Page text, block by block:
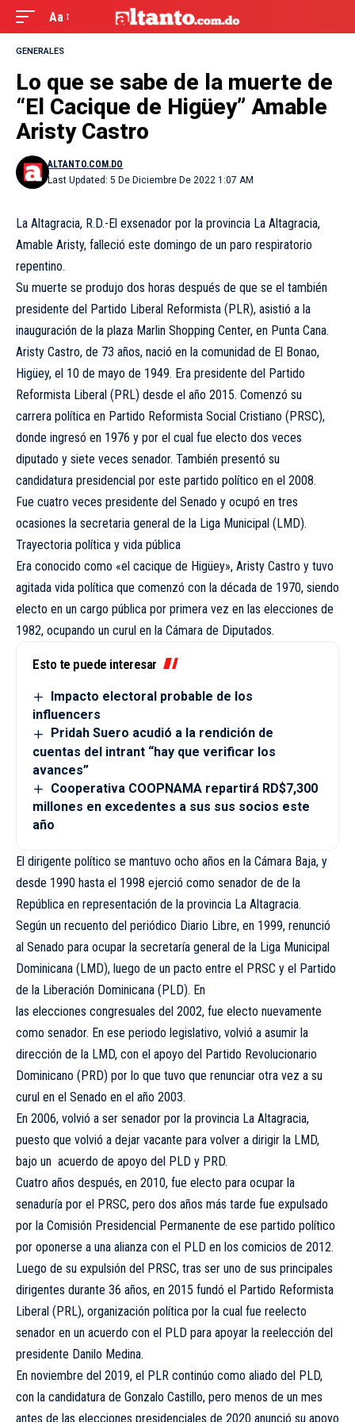
Aa
GENERALES
Lo que se sabe de la muerte de
“El Cacique de Higüey” Amable
Aristy Castro
Last Updated: 5 De Diciembre De 2022 1:07 AM
ALTANTO.COM.DO
La Altagracia, R.D.-El exsenador por la provincia La Altagracia,
Amable Aristy, falleció este domingo de un paro respiratorio
repentino.
Su muerte se produjo dos horas después de que se el también
presidente del Partido Liberal Reformista (PLR), asistió a la
inauguración de la plaza Marlin Shopping Center, en Punta Cana.
Aristy Castro, de 73 años, nació en la comunidad de El Bonao,
Higüey, el 10 de mayo de 1949. Era presidente del Partido
Reformista Liberal (PRL) desde el año 2015. Comenzó su
carrera política en Partido Reformista Social Cristiano (PRSC),
donde ingresó en 1976 y por el cual fue electo dos veces
diputado y siete veces senador. También presentó su
candidatura presidencial por este partido político en el 2008.
Fue cuatro veces presidente del Senado y ocupó en tres
ocasiones la secretaria general de la Liga Municipal (LMD).
Trayectoria política y vida pública
Era conocido como «el cacique de Higüey», Aristy Castro y tuvo
agitada vida política que comenzó con la década de 1970, siendo
electo en un cargo pública por primera vez en las elecciones de
1982, ocupando un curul en la Cámara de Diputados.
Esto te puede interesar
Impacto electoral probable de los
influencers
Pridah Suero acudió a la rendición de
cuentas del intrant “hay que verificar los
avances”
Cooperativa COOPNAMA repartirá RD$7,300
millones en excedentes a sus sus socios este
año
El dirigente político se mantuvo ocho años en la Cámara Baja, y
desde 1990 hasta el 1998 ejerció como senador de de la
República en representación de la provincia La Altagracia.
Según un recuento del periódico Diario Libre, en 1999, renunció
al Senado para ocupar la secretaría general de la Liga Municipal
Dominicana (LMD), luego de un pacto entre el PRSC y el Partido
de la Liberación Dominicana (PLD). En
las elecciones congresuales del 2002, fue electo nuevamente
como senador. En ese periodo legislativo, volvió a asumir la
dirección de la LMD, con el apoyo del Partido Revolucionario
Dominicano (PRD) por lo que tuvo que renunciar otra vez a su
curul en el Senado en el año 2003.
En 2006, volvió a ser senador por la provincia La Altagracia,
puesto que volvió a dejar vacante para volver a dirigir la LMD,
bajo un acuerdo de apoyo del PLD y PRD.
Cuatro años después, en 2010, fue electo para ocupar la
senaduría por el PRSC, pero dos años más tarde fue expulsado
por la Comisión Presidencial Permanente de ese partido político
por oponerse a una alianza con el PLD en los comicios de 2012.
Luego de su expulsión del PRSC, tras ser uno de sus principales
dirigentes durante 36 años, en 2015 fundó el Partido Reformista
Liberal (PRL), organización política por la cual fue reelecto
senador en un acuerdo con el PLD para apoyar la reelección del
presidente Danilo Medina.
En noviembre del 2019, el PLR continúo como aliado del PLD,
con la candidatura de Gonzalo Castillo, pero menos de un mes
antes de las elecciones presidenciales de 2020 anunció su apoyo